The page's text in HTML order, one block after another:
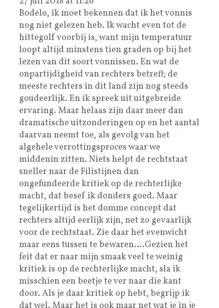
Bodelo, ik moet bekennen dat ik het vonnis
nog niet gelezen heb. Ik wacht even tot de
hittegolf voorbij is, want mijn temperatuur
loopt altijd minstens tien graden op bij het
lezen van dit soort vonnissen. En wat de
onpartijdigheid van rechters betreft; de
meeste rechters in dit land zijn nog steeds
goudeerlijk. En ik spreek uit uitgebreide
ervaring. Maar helaas zijn daar meer dan
dramatische uitzonderingen op en het aantal
daarvan neemt toe, als gevolg van het
algehele verrottingsproces waar we
middenin zitten. Niets helpt de rechtstaat
sneller naar de Filistijnen dan
ongefundeerde kritiek op de rechterlijke
macht, dat besef ik donders goed. Maar
tegelijkertijd is het domme concept dat
rechters altijd eerlijk zijn, net zo gevaarlijk
voor de rechtstaat. Zie daar het evenwicht
maar eens tussen te bewaren….Gezien het
feit dat er naar mijn smaak veel te weinig
kritiek is op de rechterlijke macht, sla ik
misschien een beetje te ver naar die kant
door. Als je daar kritiek op hebt, begrijp ik